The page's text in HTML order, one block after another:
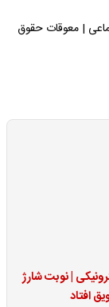
| معوقات حقوق
| نوبت شارژ
افتاد